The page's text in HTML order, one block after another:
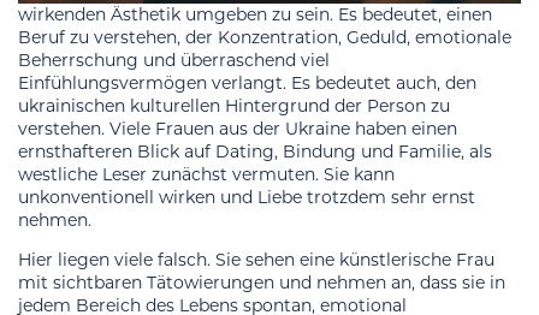
wirkenden Ästhetik umgeben zu sein. Es bedeutet, einen
Beruf zu verstehen, der Konzentration, Geduld, emotionale
Beherrschung und überraschend viel
Einfühlungsvermögen verlangt. Es bedeutet auch, den
ukrainischen kulturellen Hintergrund der Person zu
verstehen. Viele Frauen aus der Ukraine haben einen
ernsthafteren Blick auf Dating, Bindung und Familie, als
westliche Leser zunächst vermuten. Sie kann
unkonventionell wirken und Liebe trotzdem sehr ernst
nehmen.
Hier liegen viele falsch. Sie sehen eine künstlerische Frau
mit sichtbaren Tätowierungen und nehmen an, dass sie in
jedem Bereich des Lebens spontan, emotional